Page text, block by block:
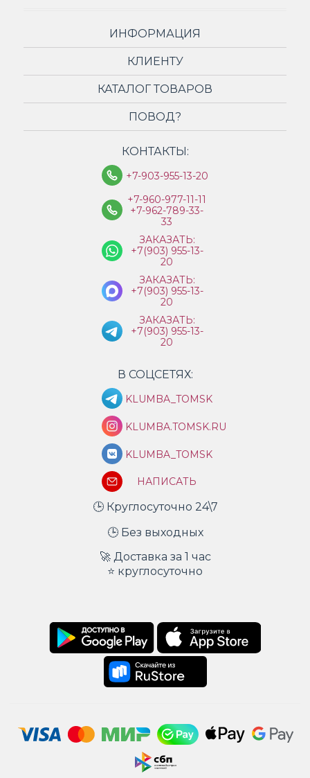
ИНФОРМАЦИЯ
КЛИЕНТУ
КАТАЛОГ ТОВАРОВ
ПОВОД?
КОНТАКТЫ:
+7-903-955-13-20
+7-960-977-11-11
+7-962-789-33-
33
ЗАКАЗАТЬ:
+7(903) 955-13-
20
ЗАКАЗАТЬ:
+7(903) 955-13-
20
ЗАКАЗАТЬ:
+7(903) 955-13-
20
В СОЦСЕТЯХ:
KLUMBA_TOMSK
KLUMBA.TOMSK.RU
KLUMBA_TOMSK
НАПИСАТЬ
🕒 Круглосуточно 24\7
🕒 Без выходных
🚀 Доставка за 1 час
⭐ круглосуточно